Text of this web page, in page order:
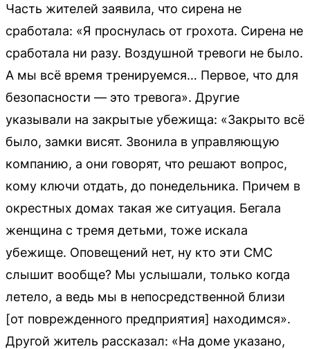
Часть жителей заявила, что сирена не
сработала: «Я проснулась от грохота. Сирена не
сработала ни разу. Воздушной тревоги не было.
А мы всё время тренируемся… Первое, что для
безопасности — это тревога». Другие
указывали на закрытые убежища: «Закрыто всё
было, замки висят. Звонила в управляющую
компанию, а они говорят, что решают вопрос,
кому ключи отдать, до понедельника. Причем в
окрестных домах такая же ситуация. Бегала
женщина с тремя детьми, тоже искала
убежище. Оповещений нет, ну кто эти СМС
слышит вообще? Мы услышали, только когда
летело, а ведь мы в непосредственной близи
[от поврежденного предприятия] находимся».
Другой житель рассказал: «На доме указано,